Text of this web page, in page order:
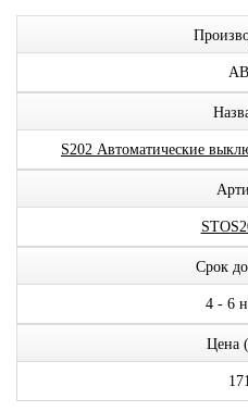
S202 Автоматические
Срок
4 - 6
Цена